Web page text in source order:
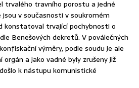
trvalého travního porostu a jedné
v současnosti v soukromém
konstatoval trvající pochybnosti o
Benešových dekretů. V poválečných
výměry, podle soudu je ale
orgán a jako vadné byly zrušeny již
k nástupu komunistické